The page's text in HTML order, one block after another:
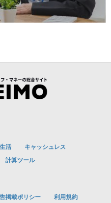
活
キャッシュレス
計算ツール
掲載ポリシー 利用規約